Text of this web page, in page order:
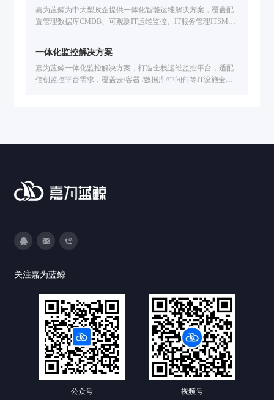
嘉为蓝鲸为中大型政企提供一体化智能运维解决方案，覆盖配
置管理数据库CMDB、可观测IT运维监控、IT服务管理ITSM、
产信创环境，提升运维效率。免费申请方案演示。
一体化监控解决方案
嘉为蓝鲸一体化监控解决方案，打造全栈运维监控平台，适配
信创监控平台需求，覆盖云/容器 /数据库/中间件等IT设施全场
关注嘉为蓝鲸
公众号 视频号